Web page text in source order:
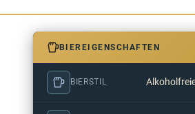
BIEREIGENSCHAFTEN
BIERSTIL